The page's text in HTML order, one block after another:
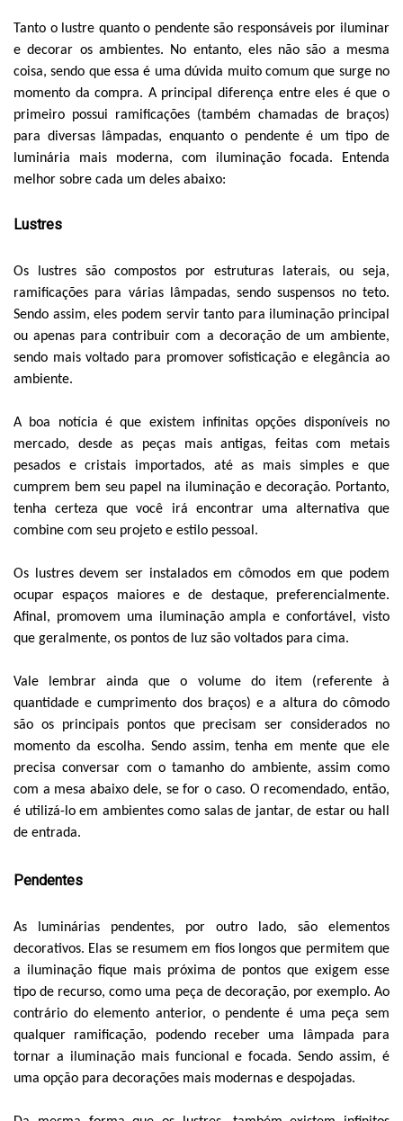
Tanto o lustre quanto o pendente são responsáveis por iluminar
e decorar os ambientes. No entanto, eles não são a mesma
coisa, sendo que essa é uma dúvida muito comum que surge no
momento da compra. A principal diferença entre eles é que o
primeiro possui ramificações (também chamadas de braços)
para diversas lâmpadas, enquanto o pendente é um tipo de
luminária mais moderna, com iluminação focada. Entenda
melhor sobre cada um deles abaixo:
Lustres
Os lustres são compostos por estruturas laterais, ou seja,
ramificações para várias lâmpadas, sendo suspensos no teto.
Sendo assim, eles podem servir tanto para iluminação principal
ou apenas para contribuir com a decoração de um ambiente,
sendo mais voltado para promover sofisticação e elegância ao
ambiente.
A boa notícia é que existem infinitas opções disponíveis no
mercado, desde as peças mais antigas, feitas com metais
pesados e cristais importados, até as mais simples e que
cumprem bem seu papel na iluminação e decoração. Portanto,
tenha certeza que você irá encontrar uma alternativa que
combine com seu projeto e estilo pessoal.
Os lustres devem ser instalados em cômodos em que podem
ocupar espaços maiores e de destaque, preferencialmente.
Afinal, promovem uma iluminação ampla e confortável, visto
que geralmente, os pontos de luz são voltados para cima.
Vale lembrar ainda que o volume do item (referente à
quantidade e cumprimento dos braços) e a altura do cômodo
são os principais pontos que precisam ser considerados no
momento da escolha. Sendo assim, tenha em mente que ele
precisa conversar com o tamanho do ambiente, assim como
com a mesa abaixo dele, se for o caso. O recomendado, então,
é utilizá-lo em ambientes como salas de jantar, de estar ou hall
de entrada.
Pendentes
As luminárias pendentes, por outro lado, são elementos
decorativos. Elas se resumem em fios longos que permitem que
a iluminação fique mais próxima de pontos que exigem esse
tipo de recurso, como uma peça de decoração, por exemplo. Ao
contrário do elemento anterior, o pendente é uma peça sem
qualquer ramificação, podendo receber uma lâmpada para
tornar a iluminação mais funcional e focada. Sendo assim, é
uma opção para decorações mais modernas e despojadas.